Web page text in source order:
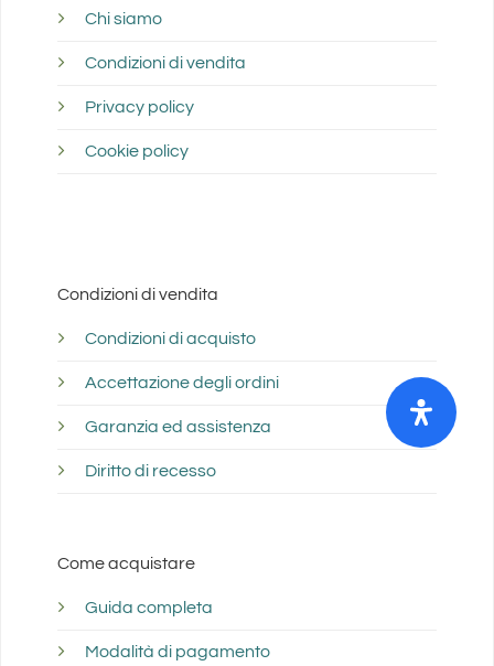
Chi siamo
Condizioni di vendita
Privacy policy
Cookie policy
Condizioni di vendita
Condizioni di acquisto
Accettazione degli ordini
Garanzia ed assistenza
Diritto di recesso
Come acquistare
Guida completa
Modalità di pagamento